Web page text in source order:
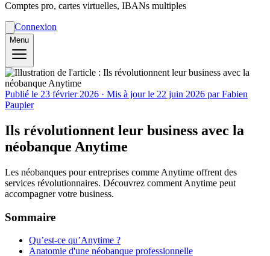
Comptes pro, cartes virtuelles, IBANs multiples
Connexion
Menu
Publié le 23 février 2026 · Mis à jour le 22 juin 2026 par Fabien
Paupier
Ils révolutionnent leur business avec la
néobanque Anytime
Les néobanques pour entreprises comme Anytime offrent des
services révolutionnaires. Découvrez comment Anytime peut
accompagner votre business.
Sommaire
Qu’est-ce qu’Anytime ?
Anatomie d'une néobanque professionnelle